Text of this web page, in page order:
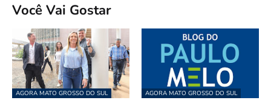
Você Vai Gostar
AGORA MATO GROSSO DO SUL AGORA MATO GROSSO DO SUL